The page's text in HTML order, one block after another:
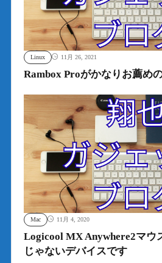
Linux 11月 26, 2021
Rambox Proがかなりお薦め
Mac 11月 4, 2020
Logicool MX Anywhere2マウ
じゃないデバイスです